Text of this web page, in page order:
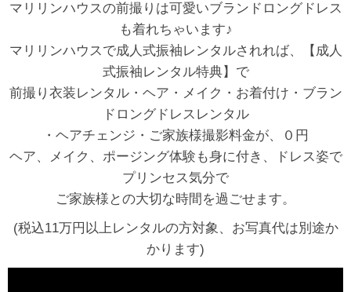
マリリンハウスの前撮りは可愛いブランドロングドレス
も着れちゃいます♪
マリリンハウスで成人式振袖レンタルされれば、【成人
式振袖レンタル特典】で
前撮り衣装レンタル・ヘア・メイク・お着付け・ブラン
ドロングドレスレンタル
・ヘアチェンジ・ご家族様撮影料金が、０円
ヘア、メイク、ポージング体験も身に付き、ドレス姿で
プリンセス気分で
ご家族様との大切な時間を過ごせます。
(税込11万円以上レンタルの方対象、お写真代は別途か
かります)